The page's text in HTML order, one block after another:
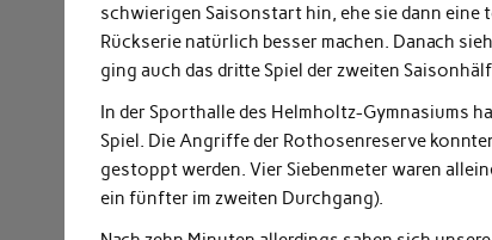
schwierigen Saisonstart hin, ehe sie dann eine
Rückserie natürlich besser machen. Danach
ging auch das dritte Spiel der zweiten
In der Sporthalle des Helmholtz-Gymnasiums
Spiel. Die Angriffe der Rothosenreserve
gestoppt werden. Vier Siebenmeter waren
ein fünfter im zweiten Durchgang).